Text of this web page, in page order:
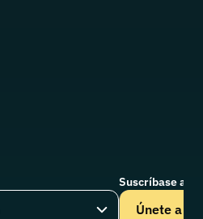
Suscríbase a
Únete a